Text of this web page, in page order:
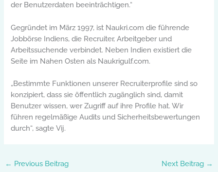
der Benutzerdaten beeinträchtigen.“
Gegründet im März 1997, ist Naukri.com die führende
Jobbörse Indiens, die Recruiter, Arbeitgeber und
Arbeitssuchende verbindet. Neben Indien existiert die
Seite im Nahen Osten als Naukrigulf.com.
„Bestimmte Funktionen unserer Recruiterprofile sind so
konzipiert, dass sie öffentlich zugänglich sind, damit
Benutzer wissen, wer Zugriff auf ihre Profile hat. Wir
führen regelmäßige Audits und Sicherheitsbewertungen
durch“, sagte Vij.
← Previous Beitrag Next Beitrag →